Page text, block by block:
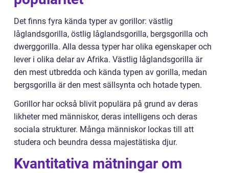
Det finns fyra kända typer av gorillor: västlig
låglandsgorilla, östlig låglandsgorilla, bergsgorilla och
dwerggorilla. Alla dessa typer har olika egenskaper och
lever i olika delar av Afrika. Västlig låglandsgorilla är
den mest utbredda och kända typen av gorilla, medan
bergsgorilla är den mest sällsynta och hotade typen.
Gorillor har också blivit populära på grund av deras
likheter med människor, deras intelligens och deras
sociala strukturer. Många människor lockas till att
studera och beundra dessa majestätiska djur.
Kvantitativa mätningar om